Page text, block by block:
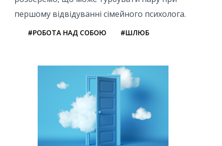
першому відвідуванні сімейного психолога.
#РОБОТА НАД СОБОЮ #ШЛЮБ